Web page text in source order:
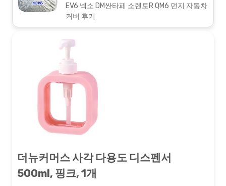
EV6 넥소 DM싼타페 소렌토R QM6 먼지 자동차
커버 후기
더뉴커머스 사각 다용도 디스펜서
500ml, 핑크, 1개